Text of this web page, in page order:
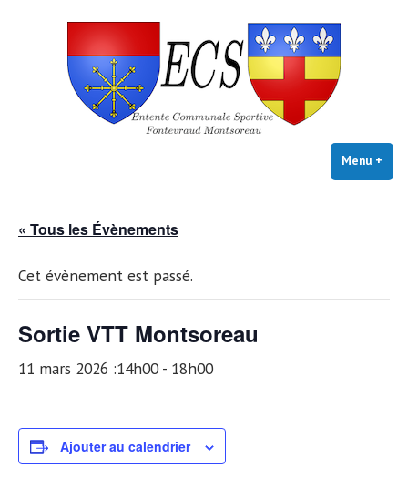
E.C.S. FONTEVRAUD-
MONTSOREAU
Menu +
« Tous les Évènements
Cet évènement est passé.
Sortie VTT Montsoreau
11 mars 2026 :14h00 - 18h00
Ajouter au calendrier